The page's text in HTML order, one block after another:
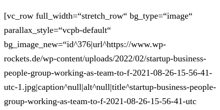
[vc_row full_width=“stretch_row“ bg_type=“image“
parallax_style=“vcpb-default“
bg_image_new=“id^376|url^https://www.wp-
rockets.de/wp-content/uploads/2022/02/startup-business-
people-group-working-as-team-to-f-2021-08-26-15-56-41-
utc-1.jpg|caption^null|alt^null|title^startup-business-people-
group-working-as-team-to-f-2021-08-26-15-56-41-utc